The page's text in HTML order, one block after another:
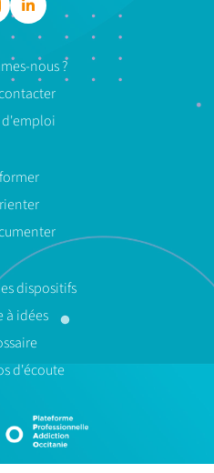
nous ?
d'emploi
dispositifs
à idées
d'écoute